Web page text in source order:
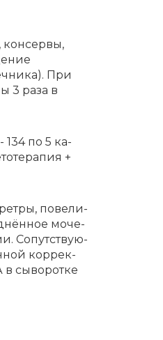
консервы,
При
3 раза в
134 по 5 ка­
+
по­ве­ли­
мо­че­
Со­пут­ству­ю­
кор­рек­
в сы­во­рот­ке